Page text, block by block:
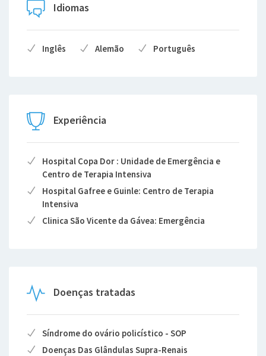
Idiomas
Inglês Alemão Português
Experiência
Hospital Copa Dor : Unidade de Emergência e
Centro de Terapia Intensiva
Hospital Gafree e Guinle: Centro de Terapia
Intensiva
Clinica São Vicente da Gávea: Emergência
Doenças tratadas
Síndrome do ovário policístico - SOP
Doenças Das Glândulas Supra-Renais